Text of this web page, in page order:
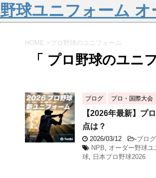
野球ユニフォーム
HOME > プロ野球のユニフォーム
「 プロ野球のユニ
ブログ プロ・国際大会
【2026年最新】プ
点は？
2026/03/12 -ブログ
NPB, オーダー野球ユ
球, 日本プロ野球2026